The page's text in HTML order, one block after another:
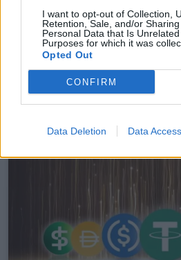
I want to opt-out of Collection,
Retention, Sale, and/or
Personal Data that Is
Purposes for which it was
Opted Out
CONFIRM
Data Deletion Data Access
9 júl, 2025 ByRooby